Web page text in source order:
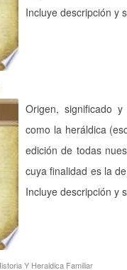
Incluye descripción y
Origen, significado
como la heráldica
edición de todas
cuya finalidad es la
Incluye descripción y
Y Heraldica Familiar